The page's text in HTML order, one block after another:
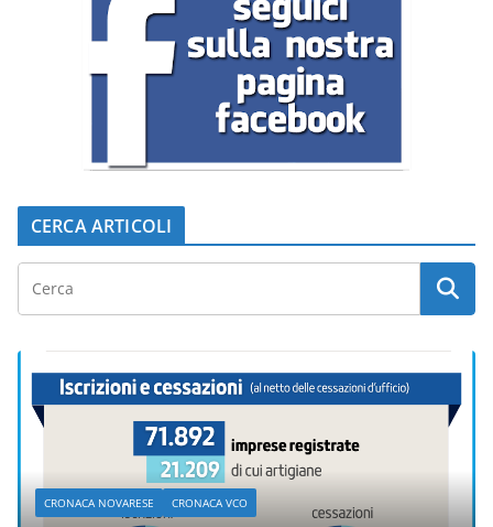
CERCA ARTICOLI
CRONACA NOVARESE CRONACA VCO